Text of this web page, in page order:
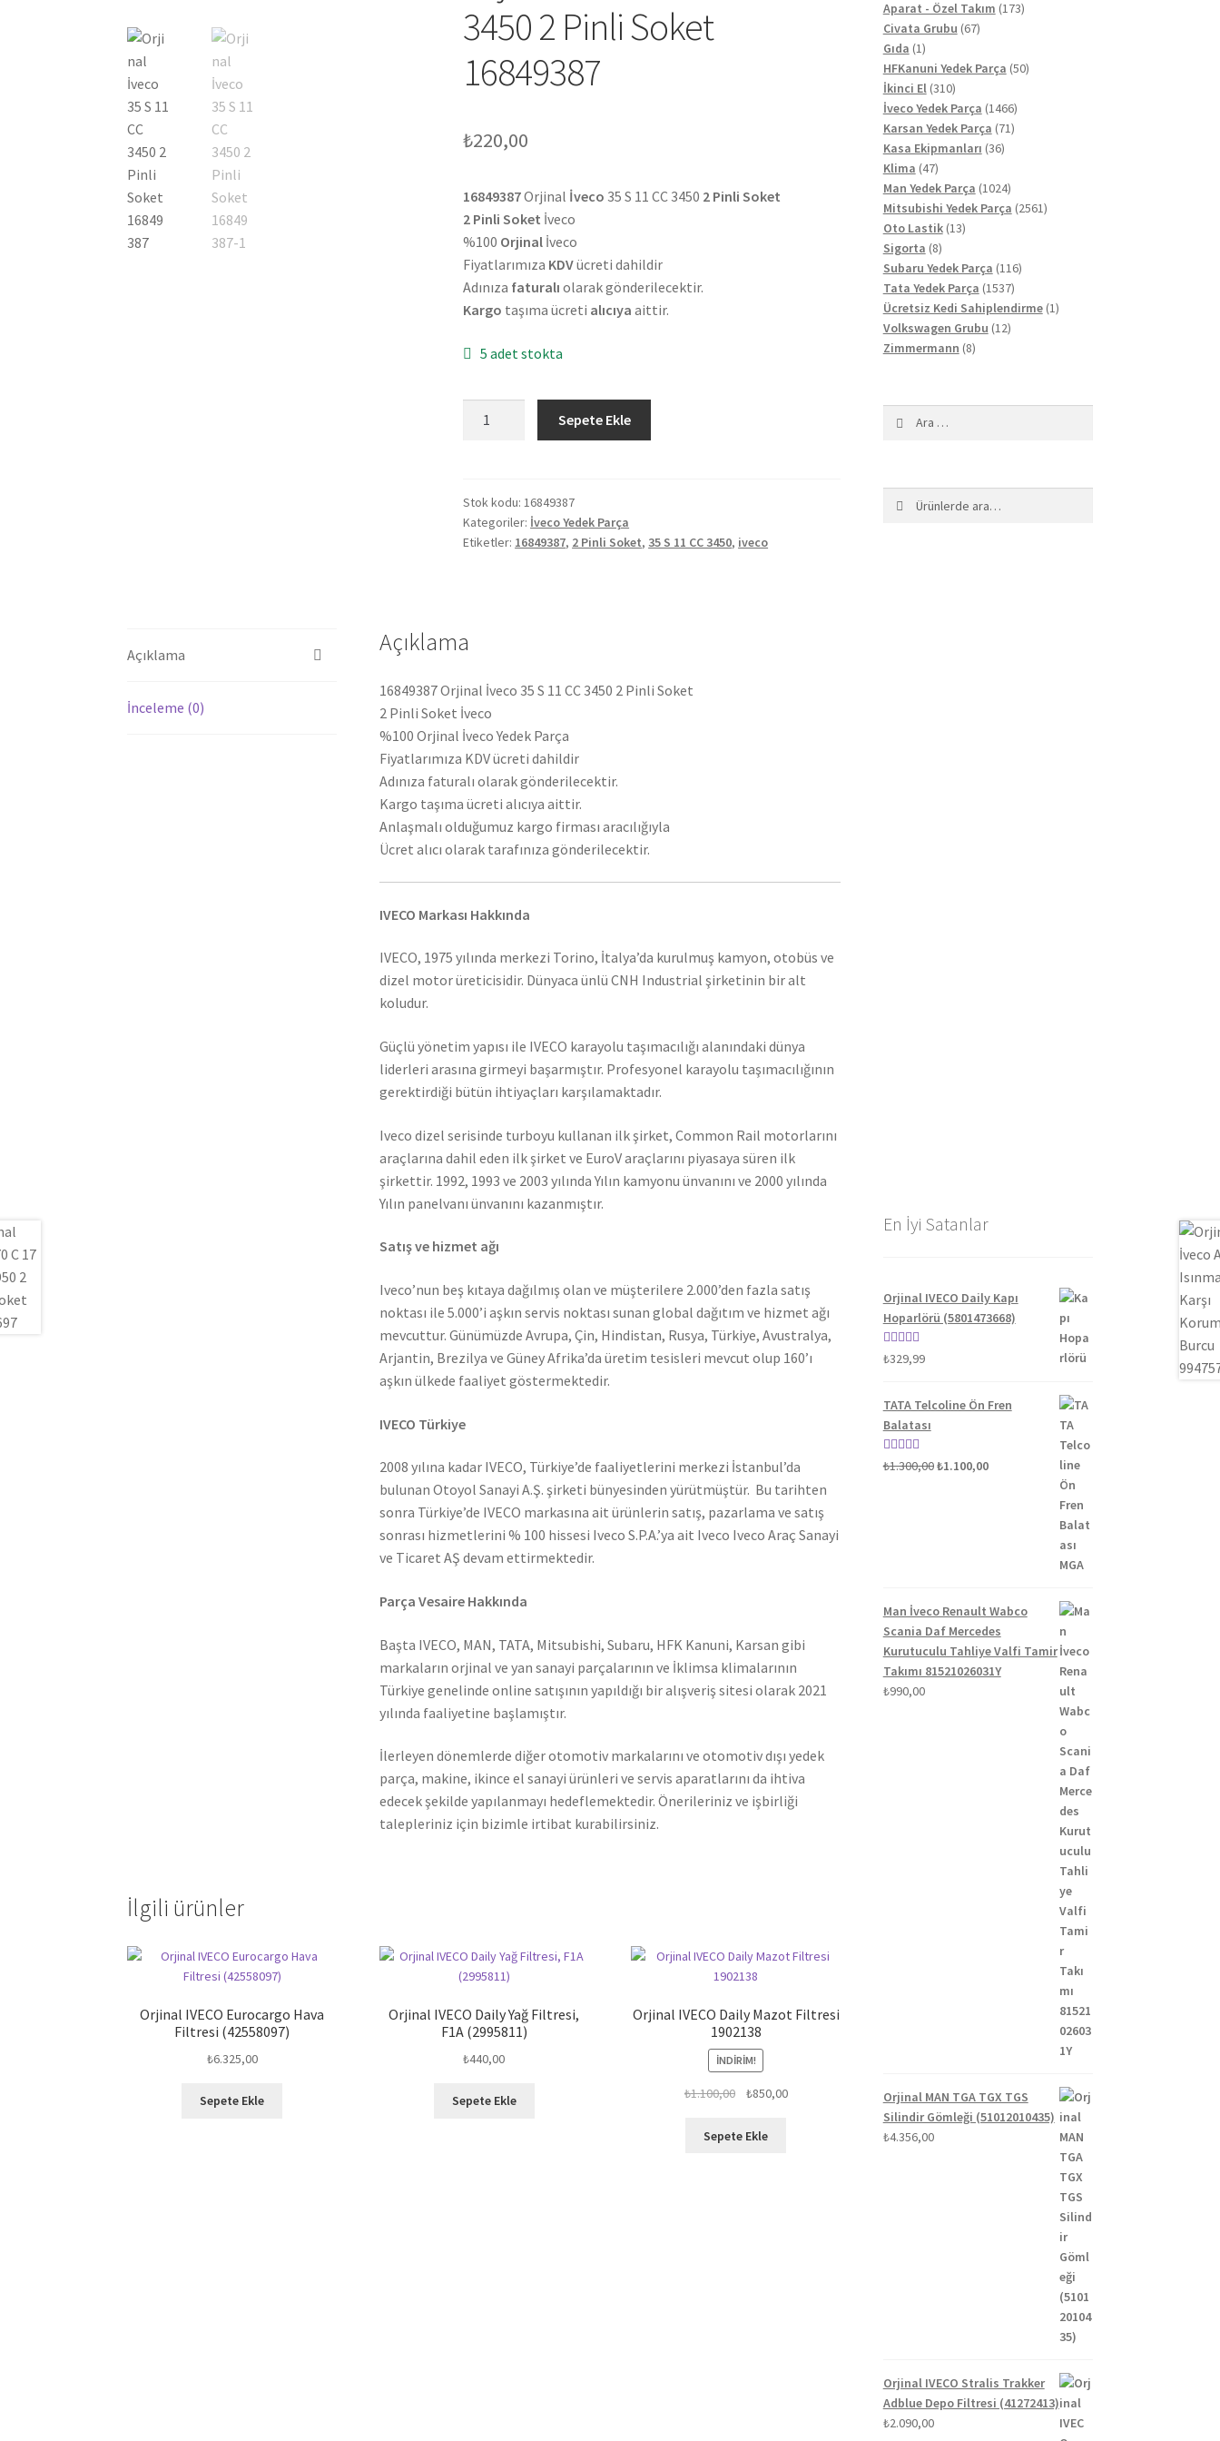
3450 2 Pinli Soket
16849387
₺220,00
16849387Orjinal İveco 35 S 11 CC 3450 2 Pinli Soket
2 Pinli Soket İveco
%100 Orjinal İveco
Fiyatlarımıza KDVücreti dahildir
Adınıza faturalı olarak gönderilecektir.
Kargo taşıma ücreti alıcıya aittir.
5 adet stokta
11
CC
3450
16849387
Sepete Ekle
Stok kodu:16849387
Kategoriler: İveco Yedek Parça
Etiketler: 16849387, 2 Pinli Soket, 35 S 11 CC 3450, iveco
Açıklama
İnceleme (0)
Açıklama
16849387 Orjinal İveco 35 S 11 CC 3450 2 Pinli Soket
2 Pinli Soket İveco
%100 Orjinal İveco Yedek Parça
Fiyatlarımıza KDV ücreti dahildir
Adınıza faturalı olarak gönderilecektir.
Kargo taşıma ücreti alıcıya aittir.
Anlaşmalı olduğumuz kargo firması aracılığıyla
Ücret alıcı olarak tarafınıza gönderilecektir.
IVECO Markası Hakkında
IVECO, 1975 yılında merkezi Torino, İtalya’da kurulmuş kamyon, otobüs ve
dizel motor üreticisidir. Dünyaca ünlü CNH Industrial şirketinin bir alt
koludur.
Güçlü yönetim yapısı ile IVECO karayolu taşımacılığı alanındaki dünya
liderleri arasına girmeyi başarmıştır. Profesyonel karayolu taşımacılığının
gerektirdiği bütün ihtiyaçları karşılamaktadır.
Iveco dizel serisinde turboyu kullanan ilk şirket, Common Rail motorlarını
araçlarına dahil eden ilk şirket ve EuroV araçlarını piyasaya süren ilk
şirkettir. 1992, 1993 ve 2003 yılında Yılın kamyonu ünvanını ve 2000 yılında
Yılın panelvanı ünvanını kazanmıştır.
Satış ve hizmet ağı
Iveco’nun beş kıtaya dağılmış olan ve müşterilere 2.000’den fazla satış
noktası ile 5.000’i aşkın servis noktası sunan global dağıtım ve hizmet ağı
mevcuttur. Günümüzde Avrupa, Çin, Hindistan, Rusya, Türkiye, Avustralya,
Arjantin, Brezilya ve Güney Afrika’da üretim tesisleri mevcut olup 160’ı
aşkın ülkede faaliyet göstermektedir.
IVECO Türkiye
2008 yılına kadar IVECO, Türkiye’de faaliyetlerini merkezi İstanbul’da
bulunan Otoyol Sanayi A.Ş. şirketi bünyesinden yürütmüştür. Bu tarihten
sonra Türkiye’de IVECO markasına ait ürünlerin satış, pazarlama ve satış
sonrası hizmetlerini % 100 hissesi Iveco S.P.A.’ya ait Iveco Iveco Araç Sanayi
ve Ticaret AŞ devam ettirmektedir.
Parça Vesaire Hakkında
Başta IVECO, MAN, TATA, Mitsubishi, Subaru, HFK Kanuni, Karsan gibi
markaların orjinal ve yan sanayi parçalarının ve İklimsa klimalarının
Türkiye genelinde online satışının yapıldığı bir alışveriş sitesi olarak 2021
yılında faaliyetine başlamıştır.
İlerleyen dönemlerde diğer otomotiv markalarını ve otomotiv dışı yedek
parça, makine, ikince el sanayi ürünleri ve servis aparatlarını da ihtiva
edecek şekilde yapılanmayı hedeflemektedir. Önerileriniz ve işbirliği
talepleriniz için bizimle irtibat kurabilirsiniz.
İlgili ürünler
Orjinal IVECO Eurocargo Hava
Filtresi (42558097)
₺6.325,00
Sepete Ekle
Orjinal IVECO Daily Yağ Filtresi,
F1A (2995811)
₺440,00
Sepete Ekle
Orjinal IVECO Daily Mazot Filtresi
1902138
İNDIRIM!
₺1.100,00
Orijinal
₺1.100,00.
₺850,00Şu
Sepete Ekle
ürün
Aparat - Özel Takım 173173
Civata Grubu 6767
Gıda 11
ürün
HFKanuni Yedek Parça 5050
İkinci El 310310
ürün
İveco Yedek Parça 14661466
ürün
Karsan Yedek Parça 7171
Kasa Ekipmanları 3636
Klima 4747
ürün
Man Yedek Parça 10241024
ürün
Mitsubishi Yedek Parça 25612561
Oto Lastik 1313
Sigorta 88
ürün
Subaru Yedek Parça 116116
Tata Yedek Parça 15371537
ürün
Ücretsiz Kedi Sahiplendirme 11
Volkswagen Grubu 1212
Zimmermann 88
En İyi Satanlar
Orjinal IVECO Daily Kapı
Hoparlörü (5801473668)
5 üzerinden
₺329,99
TATA Telcoline Ön Fren
Balatası
5 üzerinden
₺1.300,00Orijinal
₺1.100,00Şu
Man İveco Renault Wabco
Scania Daf Mercedes
Kurutuculu Tahliye Valfi Tamir
Takımı 81521026031Y
₺990,00
Orjinal MAN TGA TGX TGS
Silindir Gömleği (51012010435)
₺4.356,00
Orjinal IVECO Stralis Trakker
Adblue Depo Filtresi (41272413)
₺2.090,00